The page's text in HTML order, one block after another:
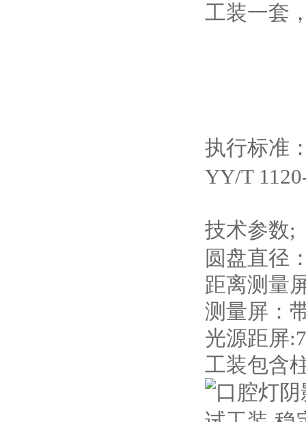
工装一套
执行标准
YY/T
技术参数;
圆盘直径
距
测量
光源距
工装包含